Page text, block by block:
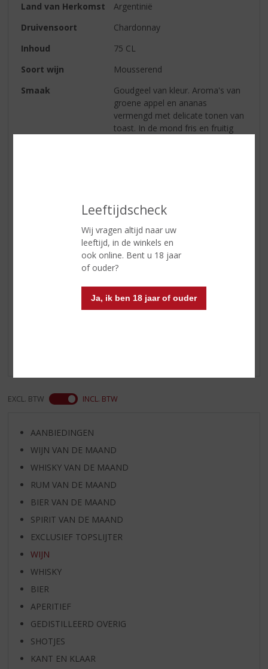
Leeftijdscheck
Wij vragen altijd naar uw
leeftijd, in de winkels en
ook online. Bent u 18 jaar
of ouder?
Ja, ik ben 18 jaar of ouder
Land van Herkomst
Argentinië
Druivensoort
Chardonnay
Inhoud
75 CL
Soort wijn
Mousserend
Smaak
Goudgeel van kleur. Aroma's van
groene appel en ananas
vermengd met delicate tonen van
toast. In de mond fris en fruitig
als aperitief, maar past ook goed
bij calamari en verfijnde
voorgerechten met schaal- en
schelpdieren. Een lichte salade
met coquilles bijvoorbeeld.
Reviews
EXCL. BTW INCL. BTW
AANBIEDINGEN
WIJN VAN DE MAAND
WHISKY VAN DE MAAND
RUM VAN DE MAAND
BIER VAN DE MAAND
SPIRIT VAN DE MAAND
EXCLUSIEF TOPSLIJTER
WIJN
WHISKY
BIER
APERITIEF
GEDISTILLEERD OVERIG
SHOTJES
KANT EN KLAAR